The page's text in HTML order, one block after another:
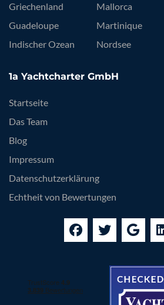
Griechenland
Guadeloupe
Indischer Ozean
Mallorca
Martinique
Nordsee
1a Yachtcharter GmbH
Startseite
Das Team
Blog
Impressum
Datenschutzerklärung
Echtheit von Bewertungen